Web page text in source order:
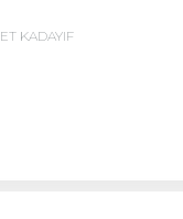
KADAYIF